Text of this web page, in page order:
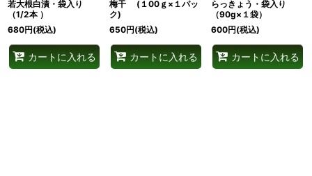
若大根白漬・袋入り
（1/2本 ）
680円(税込)
カートに入れる
梅干 (１00ｇ×１パッ
ク)
650円(税込)
カートに入れる
らっきょう・袋入り
（90g×１袋）
600円(税込)
カートに入れる